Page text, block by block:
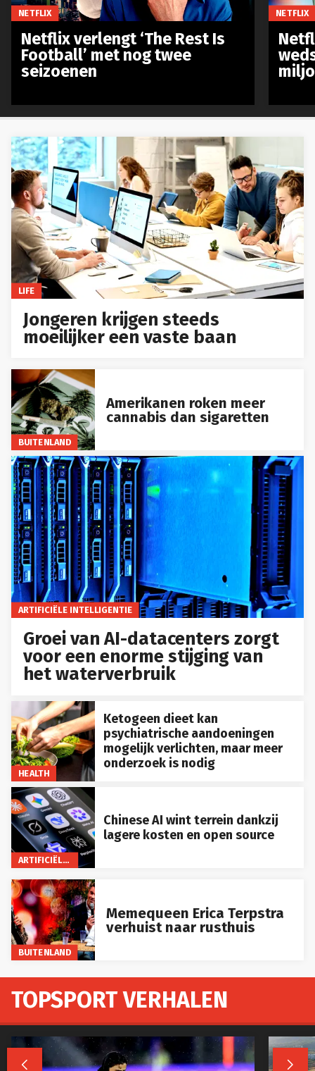
LIFE
Jongeren krijgen steeds
moeilijker een vaste baan
BUITENLAND
Amerikanen roken meer
cannabis dan sigaretten
ARTIFICIËLE INTELLIGENTIE
Groei van AI-datacenters zorgt
voor een enorme stijging van
het waterverbruik
HEALTH
Ketogeen dieet kan
psychiatrische aandoeningen
mogelijk verlichten, maar meer
onderzoek is nodig
ARTIFICIËLE INTELLIGENTIE
Chinese AI wint terrein dankzij
lagere kosten en open source
BUITENLAND
Memequeen Erica Terpstra
verhuist naar rusthuis
NETFLIX
Netflix verlengt ‘The Rest Is
Football’ met nog twee
seizoenen
NETFLIX
TOPSPORT VERHALEN
 